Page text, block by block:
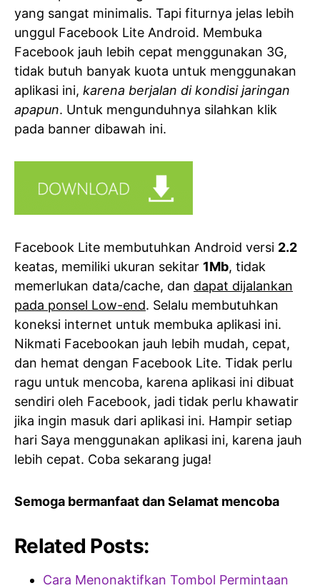
yang sangat minimalis. Tapi fiturnya jelas lebih
unggul Facebook Lite Android. Membuka
Facebook jauh lebih cepat menggunakan 3G,
tidak butuh banyak kuota untuk menggunakan
aplikasi ini, karena berjalan di kondisi jaringan
apapun. Untuk mengunduhnya silahkan klik
pada banner dibawah ini.
Facebook Lite membutuhkan Android versi 2.2
keatas, memiliki ukuran sekitar 1Mb, tidak
memerlukan data/cache, dan dapat dijalankan
pada ponsel Low-end. Selalu membutuhkan
koneksi internet untuk membuka aplikasi ini.
Nikmati Facebookan jauh lebih mudah, cepat,
dan hemat dengan Facebook Lite. Tidak perlu
ragu untuk mencoba, karena aplikasi ini dibuat
sendiri oleh Facebook, jadi tidak perlu khawatir
jika ingin masuk dari aplikasi ini. Hampir setiap
hari Saya menggunakan aplikasi ini, karena jauh
lebih cepat. Coba sekarang juga!
Semoga bermanfaat dan Selamat mencoba
Related Posts:
Cara Menonaktifkan Tombol Permintaan